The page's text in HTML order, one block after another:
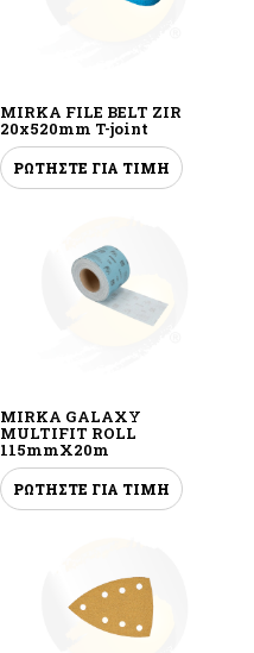
MIRKA FILE BELT ZIR
20x520mm T-joint
ΡΩΤΗΣΤΕ ΓΙΑ ΤΙΜΗ
MIRKA GALAXY
MULTIFIT ROLL
115mmX20m
ΡΩΤΗΣΤΕ ΓΙΑ ΤΙΜΗ